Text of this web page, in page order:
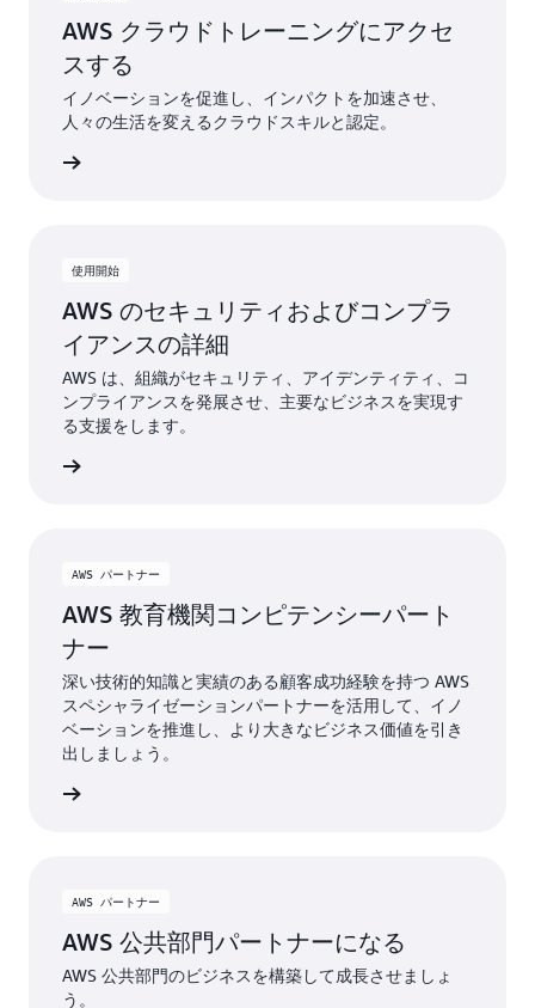
AWS クラウドトレーニングにアクセ
スする
イノベーションを促進し、インパクトを加速させ、
人々の生活を変えるクラウドスキルと認定。
使用開始
AWS のセキュリティおよびコンプラ
イアンスの詳細
AWS は、組織がセキュリティ、アイデンティティ、コ
ンプライアンスを発展させ、主要なビジネスを実現す
る支援をします。
AWS パートナー
AWS 教育機関コンピテンシーパート
ナー
深い技術的知識と実績のある顧客成功経験を持つ AWS
スペシャライゼーションパートナーを活用して、イノ
ベーションを推進し、より大きなビジネス価値を引き
出しましょう。
AWS パートナー
AWS 公共部門パートナーになる
AWS 公共部門のビジネスを構築して成長させましょ
う。